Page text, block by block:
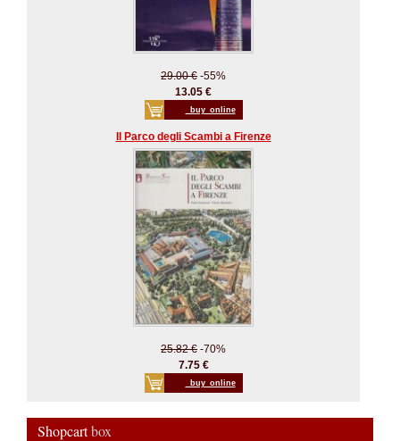
29.00 € -55%
13.05 €
_buy_online
Il Parco degli Scambi a Firenze
25.82 € -70%
7.75 €
_buy_online
Shopcartbox